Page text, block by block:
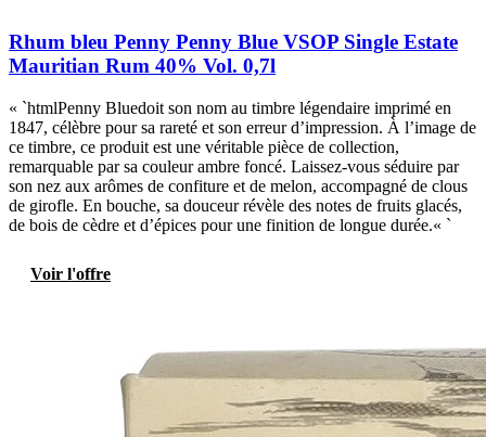
Rhum bleu Penny Penny Blue VSOP Single Estate
Mauritian Rum 40% Vol. 0,7l
« `htmlPenny Bluedoit son nom au timbre légendaire imprimé en
1847, célèbre pour sa rareté et son erreur d’impression. À l’image de
ce timbre, ce produit est une véritable pièce de collection,
remarquable par sa couleur ambre foncé. Laissez-vous séduire par
son nez aux arômes de confiture et de melon, accompagné de clous
de girofle. En bouche, sa douceur révèle des notes de fruits glacés,
de bois de cèdre et d’épices pour une finition de longue durée.« `
Voir l'offre